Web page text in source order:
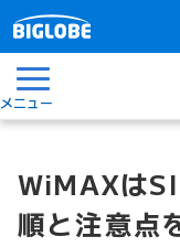
メニュー
WiMAXは
順と注意点